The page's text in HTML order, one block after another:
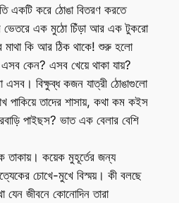
একটি করে ঠোঙা বিতরণ করতে
ভেতরে এক মুঠো চিঁড়া আর এক টুকরো
মাথা কি আর ঠিক থাকে! শুরু হলো
কেন? এসব খেয়ে থাকা যায়?
এসব। বিক্ষুব্ধ কজন যাত্রী ঠোঙাগুলো
পাকিয়ে তাদের শাসায়, কথা কম কইস
পাইছস? ভাত এক বেলার বেশি
তাকায়। কয়েক মুহূর্তের জন্য
চোখে-মুখে বিস্ময়। কী বলছে
যেন জীবনে কোনোদিন তারা